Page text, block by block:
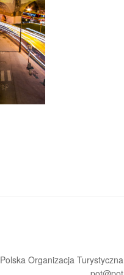
Polska Organizacja